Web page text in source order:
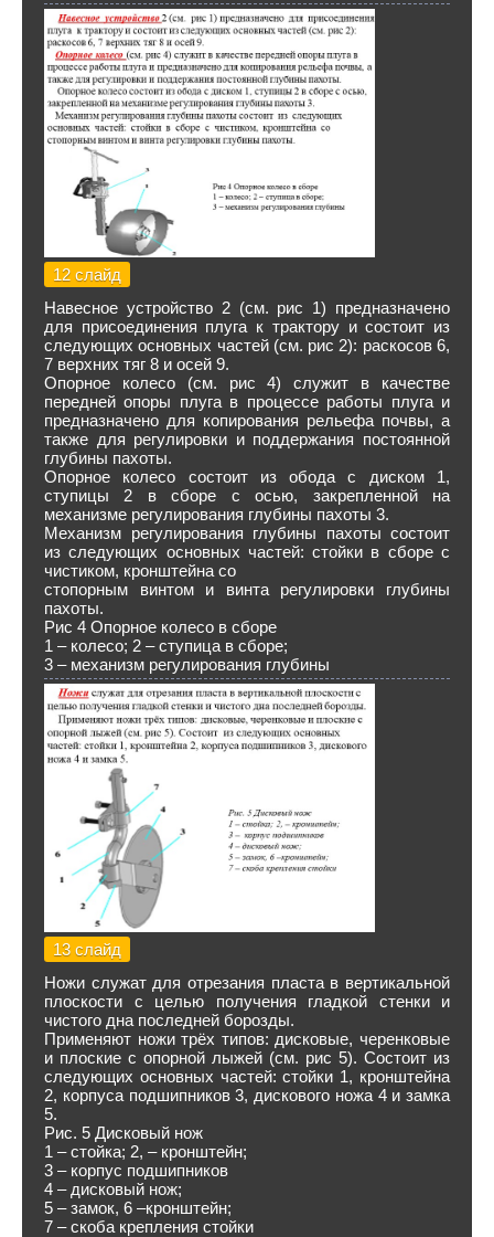
12 слайд
Навесное устройство 2 (см. рис 1) предназначено
для присоединения плуга к трактору и состоит из
следующих основных частей (см. рис 2): раскосов 6,
7 верхних тяг 8 и осей 9.
Опорное колесо (см. рис 4) служит в качестве
передней опоры плуга в процессе работы плуга и
предназначено для копирования рельефа почвы, а
также для регулировки и поддержания постоянной
глубины пахоты.
Опорное колесо состоит из обода с диском 1,
ступицы 2 в сборе с осью, закрепленной на
механизме регулирования глубины пахоты 3.
Механизм регулирования глубины пахоты состоит
из следующих основных частей: стойки в сборе с
чистиком, кронштейна со
стопорным винтом и винта регулировки глубины
пахоты.
Рис 4 Опорное колесо в сборе
1 – колесо; 2 – ступица в сборе;
3 – механизм регулирования глубины
13 слайд
Ножи служат для отрезания пласта в вертикальной
плоскости с целью получения гладкой стенки и
чистого дна последней борозды.
Применяют ножи трёх типов: дисковые, черенковые
и плоские с опорной лыжей (см. рис 5). Состоит из
следующих основных частей: стойки 1, кронштейна
2, корпуса подшипников 3, дискового ножа 4 и замка
5.
Рис. 5 Дисковый нож
1 – стойка; 2, – кронштейн;
3 – корпус подшипников
4 – дисковый нож;
5 – замок, 6 –кронштейн;
7 – скоба крепления стойки